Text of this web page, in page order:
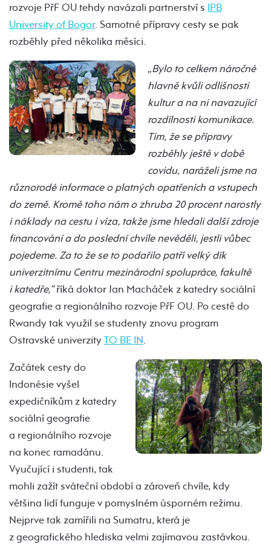
rozvoje PřF OU tehdy navázali partnerství s IPB
University of Bogor. Samotné přípravy cesty se pak
rozběhly před několika měsíci.
„Bylo to celkem náročné
hlavně kvůli odlišnosti
kultur a na ni navazující
rozdílnosti komunikace.
Tím, že se přípravy
rozběhly ještě v době
covidu, naráželi jsme na
různorodé informace o platných opatřeních a vstupech
do země. Kromě toho nám o zhruba 20 procent narostly
i náklady na cestu i víza, takže jsme hledali další zdroje
financování a do poslední chvíle nevěděli, jestli vůbec
pojedeme. Za to že se to podařilo patří velký dík
univerzitnímu Centru mezinárodní spolupráce, fakultě
i katedře,“říká doktor Jan Macháček z katedry sociální
geografie a regionálního rozvoje PřF OU. Po cestě do
Rwandy tak využil se studenty znovu program
Ostravské univerzityTO BE IN.
Začátek cesty do
Indonésie vyšel
expedičníkům z katedry
sociální geografie
a regionálního rozvoje
na konec ramadánu.
Vyučující i studenti, tak
mohli zažít sváteční období a zároveň chvíle, kdy
většina lidí funguje v pomyslném úsporném režimu.
Nejprve tak zamířili na Sumatru, která je
z geografického hlediska velmi zajímavou zastávkou.